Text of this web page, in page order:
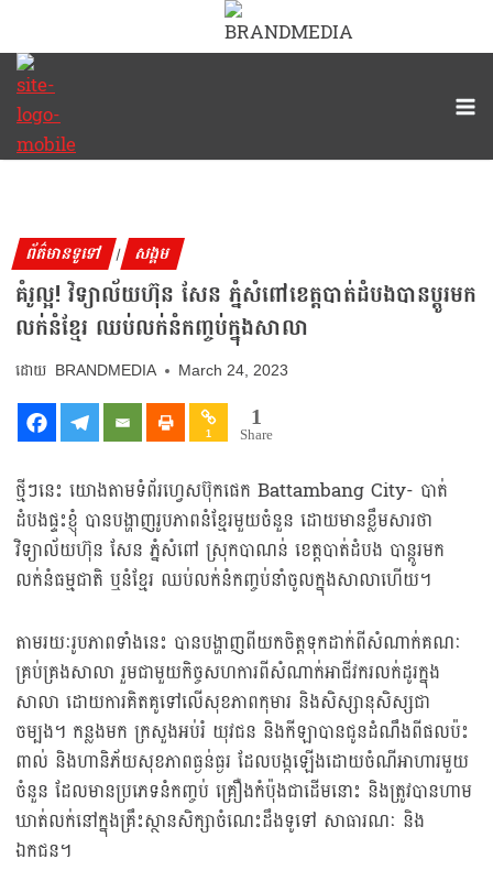
ព័ត៌មានទូទៅ | សង្គម
គំរូល្អ! វិទ្យាល័យហ៊ុន សែន ភ្នំសំពៅខេត្តបាត់ដំបងបានប្ដូរមក
លក់នំខ្មែរ ឈប់លក់នំកញ្ចប់ក្នុងសាលា
BRANDMEDIA March 24, 2023
1
1
Share
ថ្មីៗនេះ យោងតាមទំព័រហ្វេសប៊ុកផេក Battambang City- បាត់
ដំបងផ្ទះខ្ញុំ បានបង្ហាញរូបភាពនំខ្មែរមួយចំនួន ដោយមានខ្លឹមសារថា
វិទ្យាល័យហ៊ុន សែន ភ្នំសំពៅ ស្រុកបាណន់ ខេត្តបាត់ដំបង បាន្ដូរមក
លក់នំធម្មជាតិ ឬនំខ្មែរ ឈប់លក់នំកញ្ចប់នាំចូលក្នុងសាលាហើយ។
តាមរយៈរូបភាពទាំងនេះ បានបង្ហាញពីយកចិត្តទុកដាក់ពីសំណាក់គណៈ
គ្រប់គ្រងសាលា រួមជាមួយកិច្ចសហការពីសំណាក់អាជីវករលក់ដូរក្នុង
សាលា ដោយការគិតគូទៅលើសុខភាពកុមារ និងសិស្សានុសិស្សជា
ចម្បង។ កន្លងមក ក្រសួងអប់រំ យុវជន និងកីឡាបានជូនដំណឹងពីផលប៉ះ
ពាល់ និងហានិភ័យសុខភាពធ្ងន់ធ្ងរ ដែលបង្កឡើងដោយចំណីអាហារមួយ
ចំនួន ដែលមានប្រភេទនំកញ្ចប់ គ្រឿងកំប៉ុងជាដើមនោះ និងត្រូវបានហាម
ឃាត់លក់នៅក្នុងគ្រឹះស្ថានសិក្សាចំណេះដឹងទូទៅ សាធារណៈ និង
ឯកជន។